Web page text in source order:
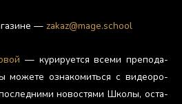
— zakaz@mage.school
— ку­риру­ет­ся все­ми пре­пода­
мо­жете оз­на­комить­ся с ви­де­оро­
но­вос­тя­ми Шко­лы, ос­та­